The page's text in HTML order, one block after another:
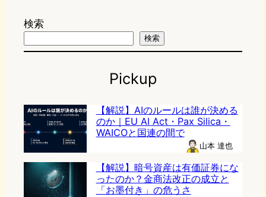
検索
検索
Pickup
【解説】AIのルールは誰が決める
のか｜EU AI Act・Pax Silica・
WAICOと国連の間で
山本 達也
【解説】暗号資産は有価証券にな
ったのか？金商法改正の成立と
「お墨付き」の危うさ